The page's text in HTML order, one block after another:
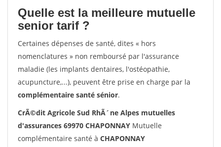
Quelle est la meilleure mutuelle
senior tarif ?
Certaines dépenses de santé, dites « hors
nomenclatures » non remboursé par l'assurance
maladie (les implants dentaires, l'ostéopathie,
acupuncture,...), peuvent être prise en charge par la
complémentaire santé sénior.
CrÃ©dit Agricole Sud RhÃ´ne Alpes mutuelles
d'assurances 69970 CHAPONNAY Mutuelle
complémentaire santé à CHAPONNAY